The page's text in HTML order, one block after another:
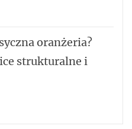
oranżeria?
strukturalne i